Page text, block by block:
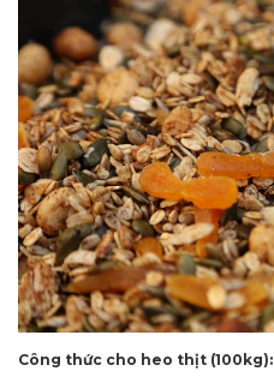
Công thức cho heo thịt (100kg):